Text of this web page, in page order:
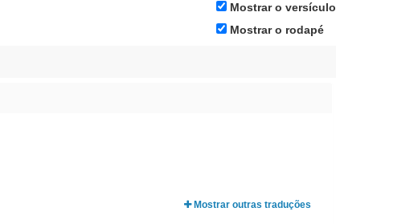
Mostrar o versículo
Mostrar o rodapé
Mostrar outras traduções